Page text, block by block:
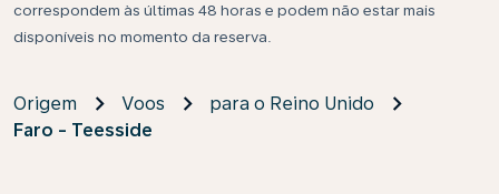
correspondem às últimas 48 horas e podem não estar mais
disponíveis no momento da reserva.
Origem Voos
para o Reino Unido
Faro - Teesside